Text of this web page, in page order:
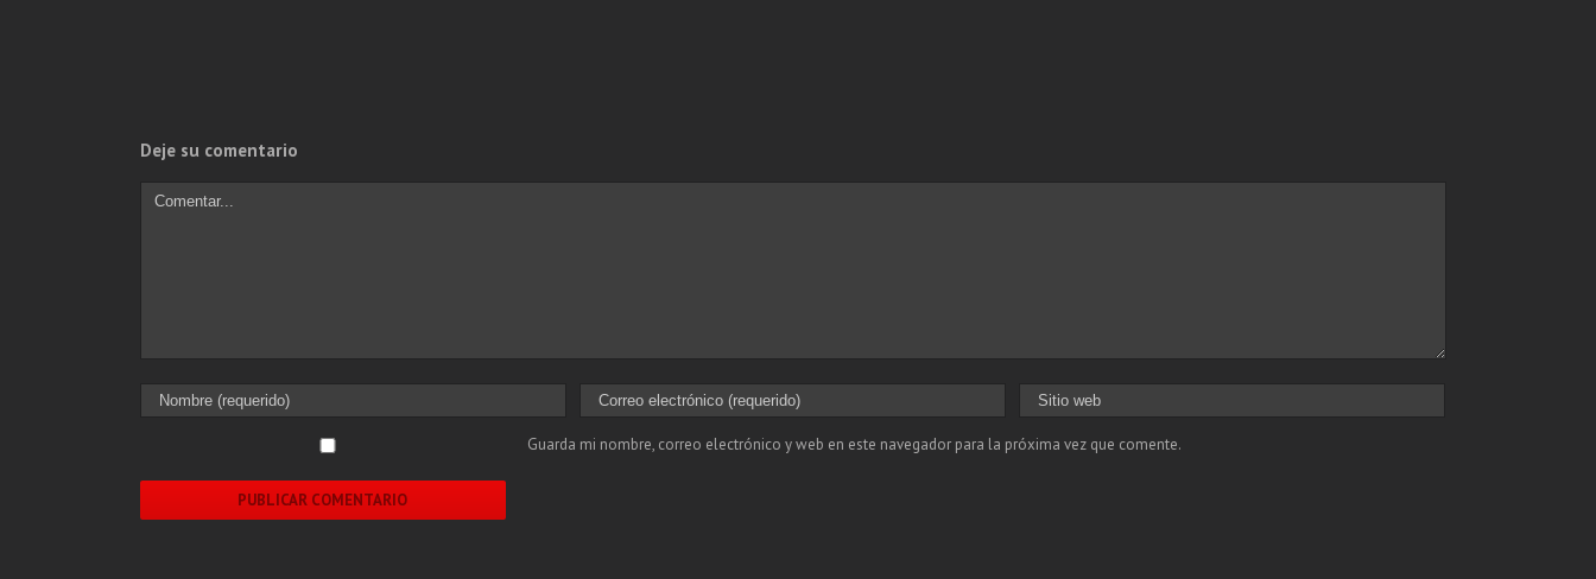
Deje su comentario
Guarda mi nombre, correo electrónico y web en este navegador para la próxima vez que comente.